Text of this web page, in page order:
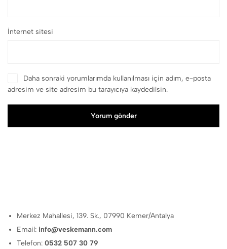
İnternet sitesi
Daha sonraki yorumlarımda kullanılması için adım, e-posta
adresim ve site adresim bu tarayıcıya kaydedilsin.
Yorum gönder
Merkez Mahallesi, 139. Sk., 07990 Kemer/Antalya
Email: info@veskemann.com
Telefon:0532 507 30 79